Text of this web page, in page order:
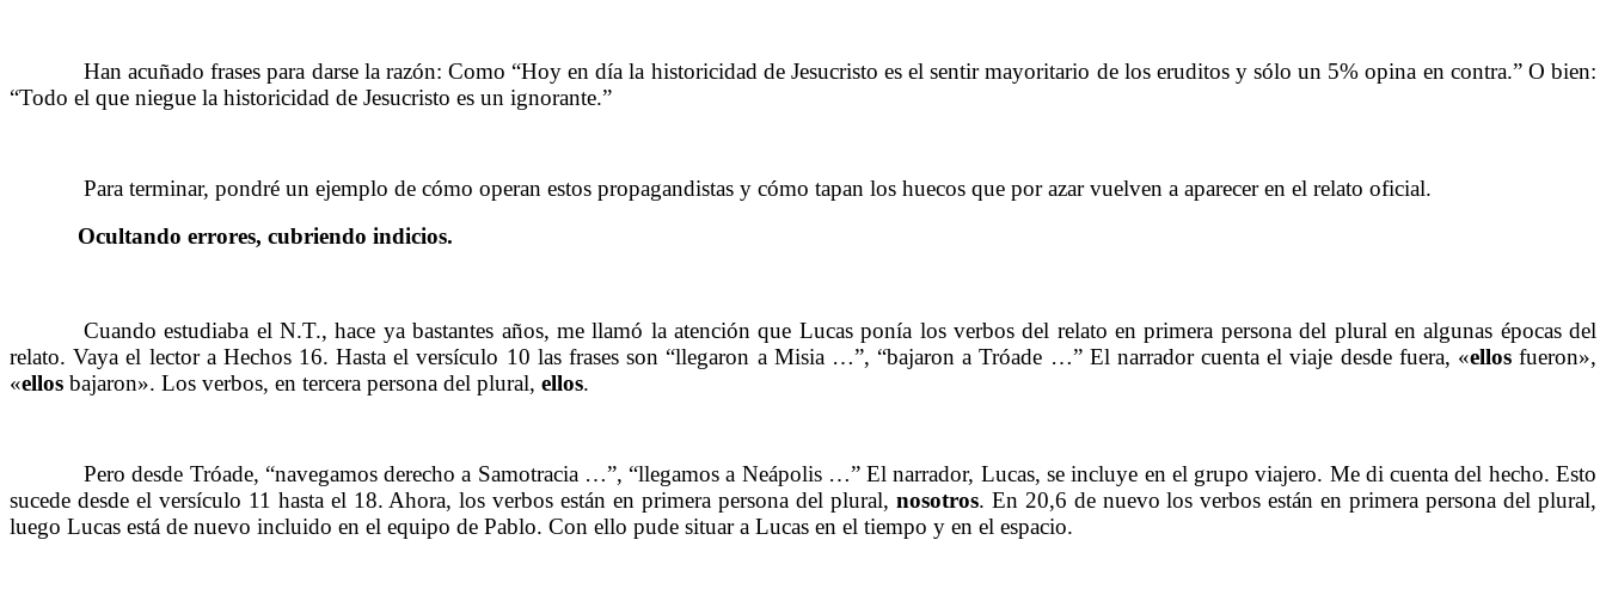
Han acuñado frases para darse la razón: Como “Hoy en día la historicidad de Jesucristo es el sentir mayoritario de los eruditos y sólo un 5% opina en contra.” O bien:
“Todo el que niegue la historicidad de Jesucristo es un ignorante.”
Para terminar, pondré un ejemplo de cómo operan estos propagandistas y cómo tapan los huecos que por azar vuelven a aparecer en el relato oficial.
Ocultando errores, cubriendo indicios.
Cuando estudiaba el N.T., hace ya bastantes años, me llamó la atención que Lucas ponía los verbos del relato en primera persona del plural en algunas épocas del
relato. Vaya el lector a Hechos 16. Hasta el versículo 10 las frases son “llegaron a Misia …”, “bajaron a Tróade …” El narrador cuenta el viaje desde fuera, «ellosfueron»,
«ellos bajaron». Los verbos, en tercera persona del plural, ellos.
Pero desde Tróade, “navegamos derecho a Samotracia …”, “llegamos a Neápolis …” El narrador, Lucas, se incluye en el grupo viajero. Me di cuenta del hecho. Esto
sucede desde el versículo 11 hasta el 18. Ahora, los verbos están en primera persona del plural, nosotros. En 20,6 de nuevo los verbos están en primera persona del plural,
luego Lucas está de nuevo incluido en el equipo de Pablo. Con ello pude situar a Lucas en el tiempo y en el espacio.